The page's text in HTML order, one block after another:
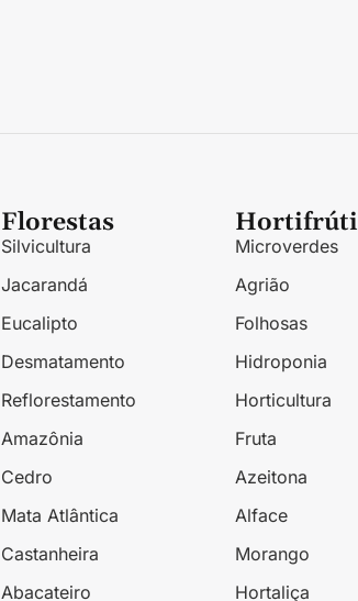
Florestas
Silvicultura
Jacarandá
Eucalipto
Desmatamento
Reflorestamento
Amazônia
Cedro
Mata Atlântica
Castanheira
Abacateiro
Hortifrúti
Microverdes
Agrião
Folhosas
Hidroponia
Horticultura
Fruta
Azeitona
Alface
Morango
Hortaliça